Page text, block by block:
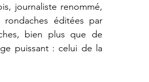
journaliste renommé,
éditées par
bien plus que de
puissant : celui de la